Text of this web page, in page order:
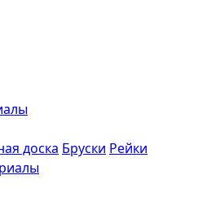
доска Бруски Рейки